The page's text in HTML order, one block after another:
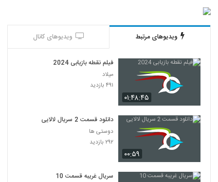
ویدیوهای مرتبط ویدیوهای کانال
۰۱:۴۸:۴۵
فیلم نقطه بازیابی 2024
میلاد
۴۹۱ بازدید
۰۰:۵۹
دانلود قسمت 2 سریال لالایی
دوستی ها
۲۹۲ بازدید
سریال غریبه قسمت 10